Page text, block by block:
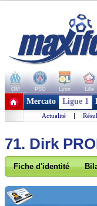
OM PSG Lyon Lille
+ de clubs
Mercato Ligue 1
Actualité |
71. Dirk
Fiche d'identité